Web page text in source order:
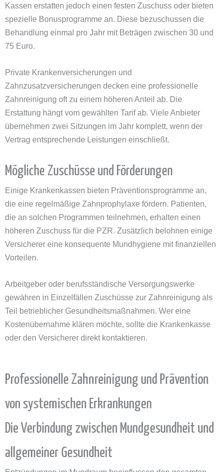
Kassen erstatten jedoch einen festen Zuschuss oder bieten
spezielle Bonusprogramme an. Diese bezuschussen die
Behandlung einmal pro Jahr mit Beträgen zwischen 30 und
75 Euro.
Private Krankenversicherungen und
Zahnzusatzversicherungen decken eine professionelle
Zahnreinigung oft zu einem höheren Anteil ab. Die
Erstattung hängt vom gewählten Tarif ab. Viele Anbieter
übernehmen zwei Sitzungen im Jahr komplett, wenn der
Vertrag entsprechende Leistungen einschließt.
Mögliche Zuschüsse und Förderungen
Einige Krankenkassen bieten Präventionsprogramme an,
die eine regelmäßige Zahnprophylaxe fördern. Patienten,
die an solchen Programmen teilnehmen, erhalten einen
höheren Zuschuss für die PZR. Zusätzlich belohnen einige
Versicherer eine konsequente Mundhygiene mit finanziellen
Vorteilen.
Arbeitgeber oder berufsständische Versorgungswerke
gewähren in Einzelfällen Zuschüsse zur Zahnreinigung als
Teil betrieblicher Gesundheitsmaßnahmen. Wer eine
Kostenübernahme klären möchte, sollte die Krankenkasse
oder den Versicherer direkt kontaktieren.
Professionelle Zahnreinigung und Prävention
von systemischen Erkrankungen
Die Verbindung zwischen Mundgesundheit und
allgemeiner Gesundheit